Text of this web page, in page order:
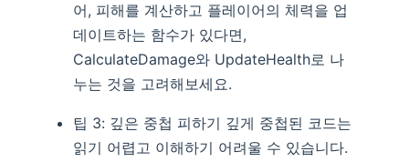
어, 피해를 계산하고 플레이어의 체력을 업
데이트하는 함수가 있다면,
CalculateDamage와 UpdateHealth로 나
누는 것을 고려해보세요.
팁 3: 깊은 중첩 피하기 깊게 중첩된 코드는
읽기 어렵고 이해하기 어려울 수 있습니다.